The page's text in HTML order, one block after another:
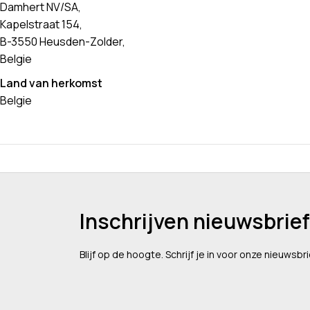
Damhert NV/SA,
Kapelstraat 154,
B-3550 Heusden-Zolder,
Belgie
Land van herkomst
Belgie
Inschrijven nieuwsbrief
Blijf op de hoogte. Schrijf je in voor onze